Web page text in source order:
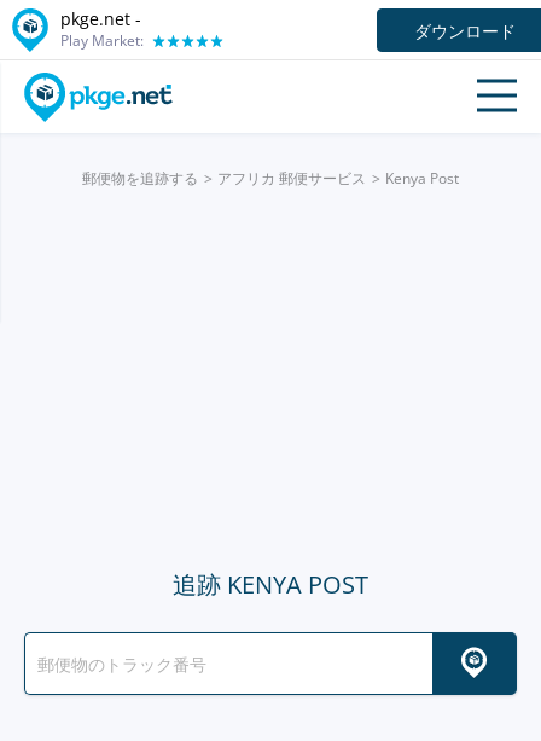
pkge.net -
Play Market: ダウンロード
郵便物を追跡する アフリカ 郵便サービス Kenya Post
追跡 KENYA POST